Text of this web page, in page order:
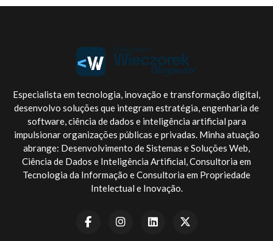
Especialista em tecnologia, inovação e transformação digital,
desenvolvo soluções que integram estratégia, engenharia de
software, ciência de dados e inteligência artificial para
impulsionar organizações públicas e privadas. Minha atuação
abrange: Desenvolvimento de Sistemas e Soluções Web,
Ciência de Dados e Inteligência Artificial, Consultoria em
Tecnologia da Informação e Consultoria em Propriedade
Intelectual e Inovação.